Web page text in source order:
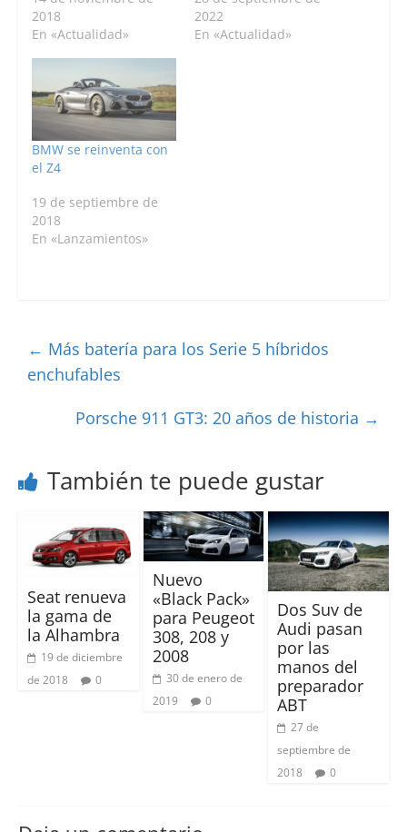
2018
En «Actualidad»
2022
En «Actualidad»
BMW se reinventa con
el Z4
19 de septiembre de
2018
En «Lanzamientos»
← Más batería para los Serie 5 híbridos
enchufables
Porsche 911 GT3: 20 años de historia →
También te puede gustar
Seat renueva
la gama de
la Alhambra
19 de diciembre
de 2018
0
Nuevo
«Black Pack»
para Peugeot
308, 208 y
2008
30 de enero de
2019
0
Dos Suv de
Audi pasan
por las
manos del
preparador
ABT
27 de
septiembre de
2018
0